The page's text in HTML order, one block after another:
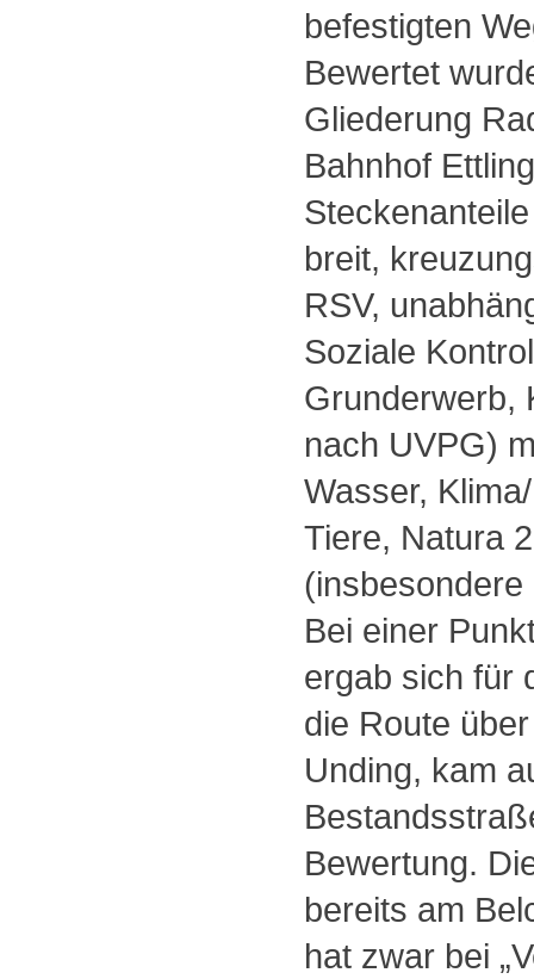
befestigten
Bewertet
Gliederung
Bahnhof
breit,
RSV,
Soziale
Grunderwerb,
nach UVPG)
Wasser,
Tiere, Natura
Bei einer
ergab sich für
die Route
Unding, kam
Bewertung.
bereits am
hat zwar bei